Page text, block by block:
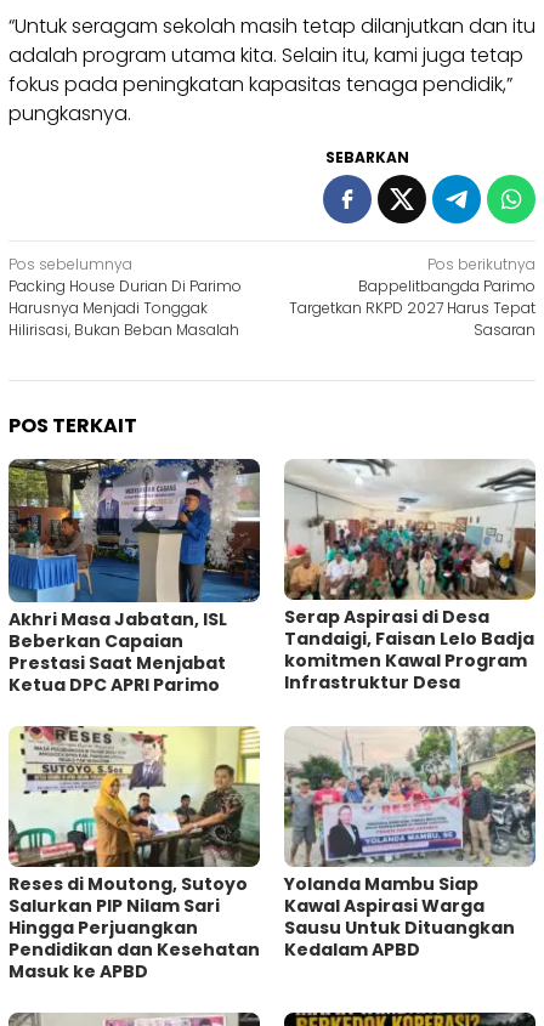
“Untuk seragam sekolah masih tetap dilanjutkan dan itu
adalah program utama kita. Selain itu, kami juga tetap
fokus pada peningkatan kapasitas tenaga pendidik,”
pungkasnya.
SEBARKAN
Navigasi
pos
Pos sebelumnya
Packing House Durian Di Parimo
Harusnya Menjadi Tonggak
Hilirisasi, Bukan Beban Masalah
Pos berikutnya
Bappelitbangda Parimo
Targetkan RKPD 2027 Harus Tepat
Sasaran
POS TERKAIT
Akhri Masa Jabatan, ISL
Beberkan Capaian
Prestasi Saat Menjabat
Ketua DPC APRI Parimo
Serap Aspirasi di Desa
Tandaigi, Faisan Lelo Badja
komitmen Kawal Program
Infrastruktur Desa
Reses di Moutong, Sutoyo
Salurkan PIP Nilam Sari
Hingga Perjuangkan
Pendidikan dan Kesehatan
Masuk ke APBD
Yolanda Mambu Siap
Kawal Aspirasi Warga
Sausu Untuk Dituangkan
Kedalam APBD